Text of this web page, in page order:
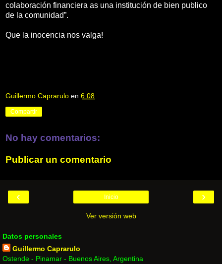
colaboración financiera as una institución de bien publico
de la comunidad”.
Que la inocencia nos valga!
Guillermo Caprarulo en 6:08
Compartir
No hay comentarios:
Publicar un comentario
‹ ›
Inicio
Ver versión web
Datos personales
Guillermo Caprarulo
Ostende - Pinamar - Buenos Aires, Argentina